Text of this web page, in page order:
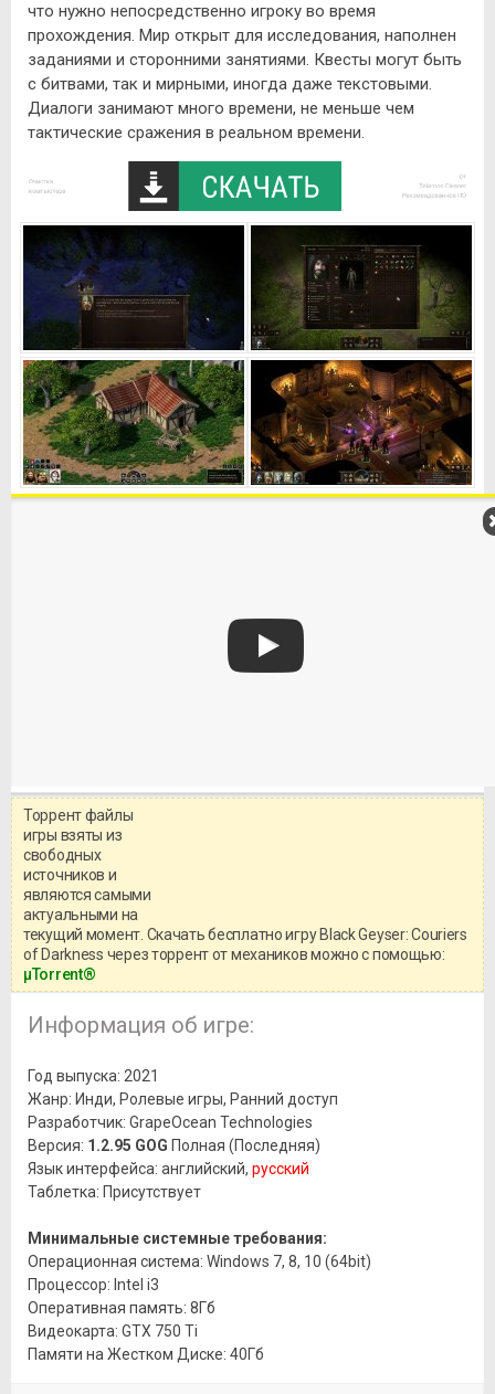
что нужно непосредственно игроку во время
прохождения. Мир открыт для исследования, наполнен
заданиями и сторонними занятиями. Квесты могут быть
с битвами, так и мирными, иногда даже текстовыми.
Диалоги занимают много времени, не меньше чем
тактические сражения в реальном времени.
Торрент файлы
игры взяты из
свободных
источников и
являются самыми
актуальными на
текущий момент. Скачать бесплатно игру Black Geyser: Couriers
of Darkness через торрент от механиков можно с помощью:
μTorrent®
Информация об игре:
Год выпуска: 2021
Жанр: Инди, Ролевые игры, Ранний доступ
Разработчик: GrapeOcean Technologies
Версия: 1.2.95 GOG Полная (Последняя)
Язык интерфейса: английский, русский
Таблетка: Присутствует
Минимальные системные требования:
Операционная система: Windows 7, 8, 10 (64bit)
Процессор: Intel i3
Оперативная память: 8Гб
Видеокарта: GTX 750 Ti
Памяти на Жестком Диске: 40Гб